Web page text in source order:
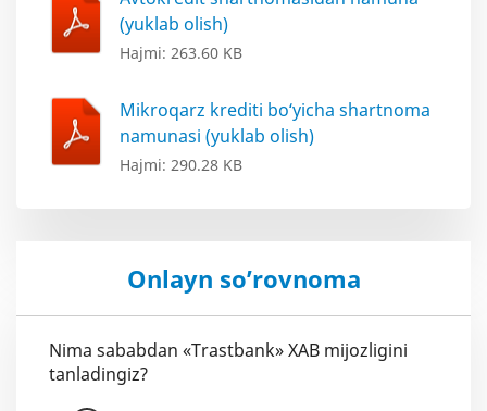
(yuklab olish)
Hajmi: 263.60 KB
Mikroqarz krediti bo‘yicha shartnoma
namunasi (yuklab olish)
Hajmi: 290.28 KB
Onlayn so’rovnoma
Nima sababdan «Trastbank» XAB mijozligini
tanladingiz?